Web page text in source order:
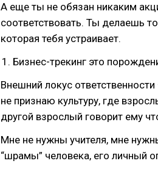
А еще ты не обязан никаким
соответствовать. Ты делаешь
которая тебя устраивает.
Бизнес-трекинг это
Внешний локус
не признаю культуру, где
другой взрослый говорит ему
Мне не нужны учителя, мне
“шрамы” человека, его личный